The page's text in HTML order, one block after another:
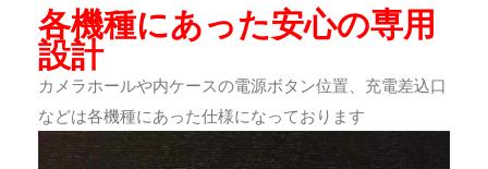
各機種にあった安心の専用
設計
カメラホールや内ケースの電源ボタン位置、充電差込口
などは各機種にあった仕様になっております